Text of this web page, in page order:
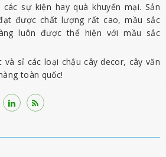
sự kiện hay quà khuyến mại. Sản
được chất lượng rất cao, mầu sắc
luôn được thể hiện với mầu sắc
và sỉ các loại chậu cây decor, cây văn
toàn quốc!